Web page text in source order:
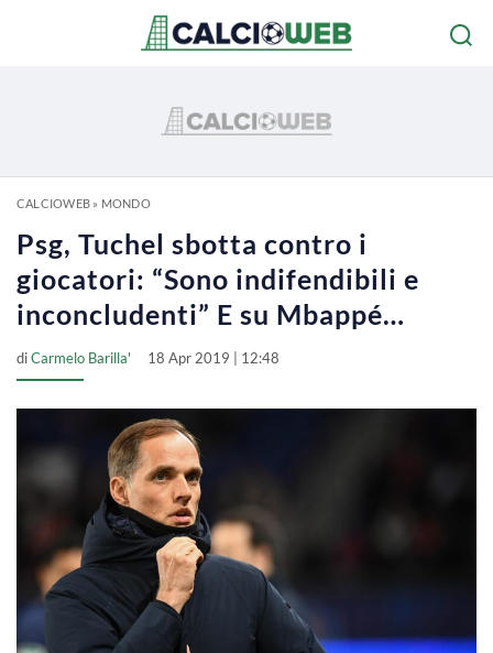
CALCIOWEB» MONDO
Psg, Tuchel sbotta contro i
giocatori: “Sono indifendibili e
inconcludenti” E su Mbappé…
diCarmelo Barilla' 18 Apr 2019 | 12:48